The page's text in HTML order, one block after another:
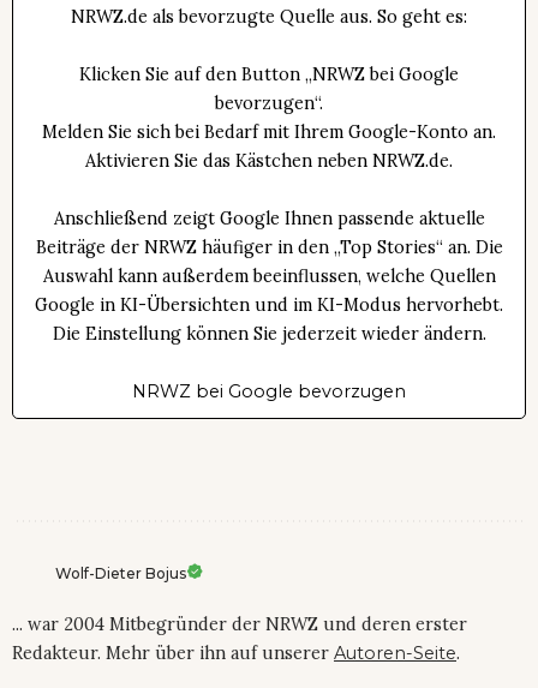
NRWZ.de als bevorzugte Quelle aus. So geht es:
Klicken Sie auf den Button „NRWZ bei Google
bevorzugen“.
Melden Sie sich bei Bedarf mit Ihrem Google-Konto an.
Aktivieren Sie das Kästchen neben NRWZ.de.
Anschließend zeigt Google Ihnen passende aktuelle
Beiträge der NRWZ häufiger in den „Top Stories“ an. Die
Auswahl kann außerdem beeinflussen, welche Quellen
Google in KI-Übersichten und im KI-Modus hervorhebt.
Die Einstellung können Sie jederzeit wieder ändern.
NRWZ bei Google bevorzugen
Wolf-Dieter Bojus
... war 2004 Mitbegründer der NRWZ und deren erster
Redakteur. Mehr über ihn auf unserer Autoren-Seite.